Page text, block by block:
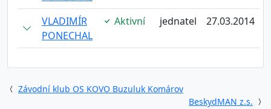
VLADIMÍR
PONECHAL
Aktivní jednatel 27.03.2014
Závodní klub OS KOVO Buzuluk Komárov
BeskydMAN z.s.